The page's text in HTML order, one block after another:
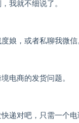
我就不细说了。
娘，或者私聊我微信
电商的发货问题。
递对吧，只需一个电